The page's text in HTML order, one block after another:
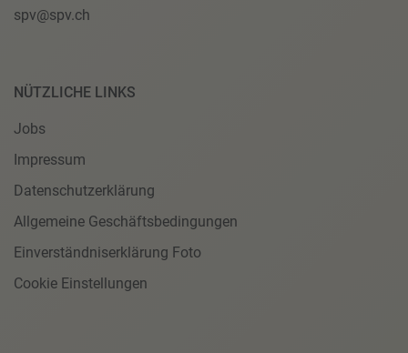
spv@spv.ch
NÜTZLICHE LINKS
Jobs
Impressum
Datenschutzerklärung
Allgemeine Geschäftsbedingungen
Einverständniserklärung Foto
Cookie Einstellungen